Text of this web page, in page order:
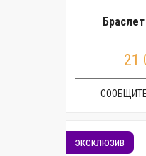
21
эксклюзив